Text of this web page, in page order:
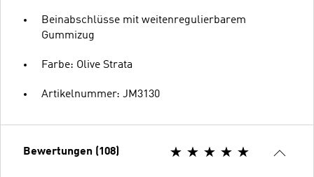
Beinabschlüsse mit weitenregulierbarem
Gummizug
Farbe: Olive Strata
Artikelnummer: JM3130
Bewertungen (108)